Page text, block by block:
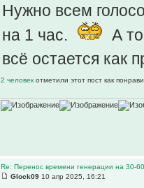
Нужно всем
на 1 час.
А
всё остается как
2 человек отметили этот пост как
Re: Перенос времени генерации на 30-
Glock09 10 апр 2025, 16:21